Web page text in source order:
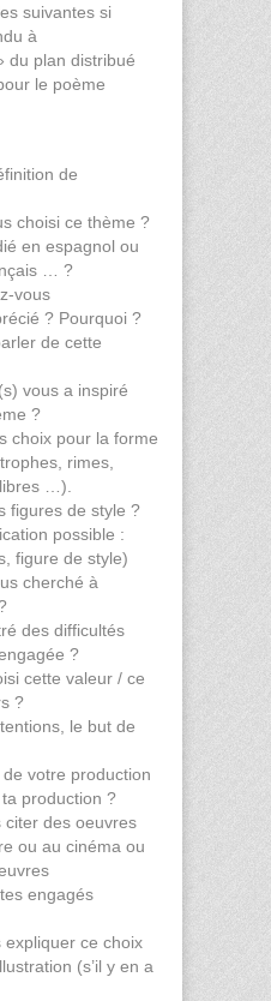
suivantes si
à
du plan distribué
le poème
de
choisi ce thème ?
en espagnol ou
… ?
vous
? Pourquoi ?
de cette
vous a inspiré
?
choix pour la forme
rimes,
…).
figures de style ?
possible :
figure de style)
cherché à
des difficultés
?
cette valeur / ce
?
le but de
votre production
production ?
citer des oeuvres
ou au cinéma ou
engagés
ce choix
(s’il y en a